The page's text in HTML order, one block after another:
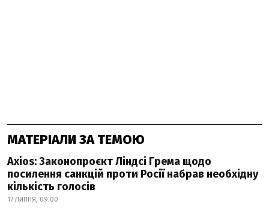
МАТЕРІАЛИ ЗА ТЕМОЮ
Axios: Законопроєкт Ліндсі Грема щодо
посилення санкцій проти Росії набрав необхідну
кількість голосів
17 ЛИПНЯ, 09:00